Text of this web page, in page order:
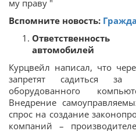
Вспомните новость:
автомобилей
Курцвейл написал, что
запретят садиться
оборудованного
Внедрение
спрос на создание
компаний –